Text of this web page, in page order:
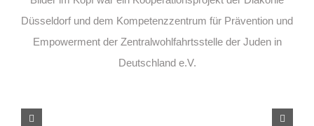
Düsseldorf und dem Kompetenzzentrum für Prävention und
Empowerment der Zentralwohlfahrtsstelle der Juden in
Deutschland e.V.